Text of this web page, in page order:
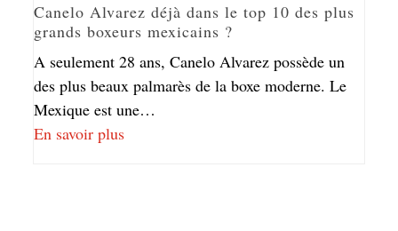
Canelo Alvarez déjà dans le top 10 des plus
grands boxeurs mexicains ?
A seulement 28 ans, Canelo Alvarez possède un
des plus beaux palmarès de la boxe moderne. Le
Mexique est une…
En savoir plus